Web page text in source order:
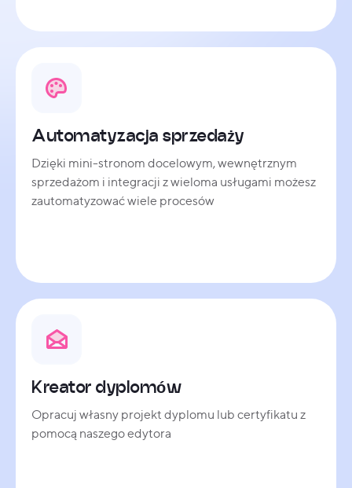
Automatyzacja sprzedaży
Dzięki mini-stronom docelowym, wewnętrznym
sprzedażom i integracji z wieloma usługami możesz
zautomatyzować wiele procesów
Kreator dyplomów
Opracuj własny projekt dyplomu lub certyfikatu z
pomocą naszego edytora